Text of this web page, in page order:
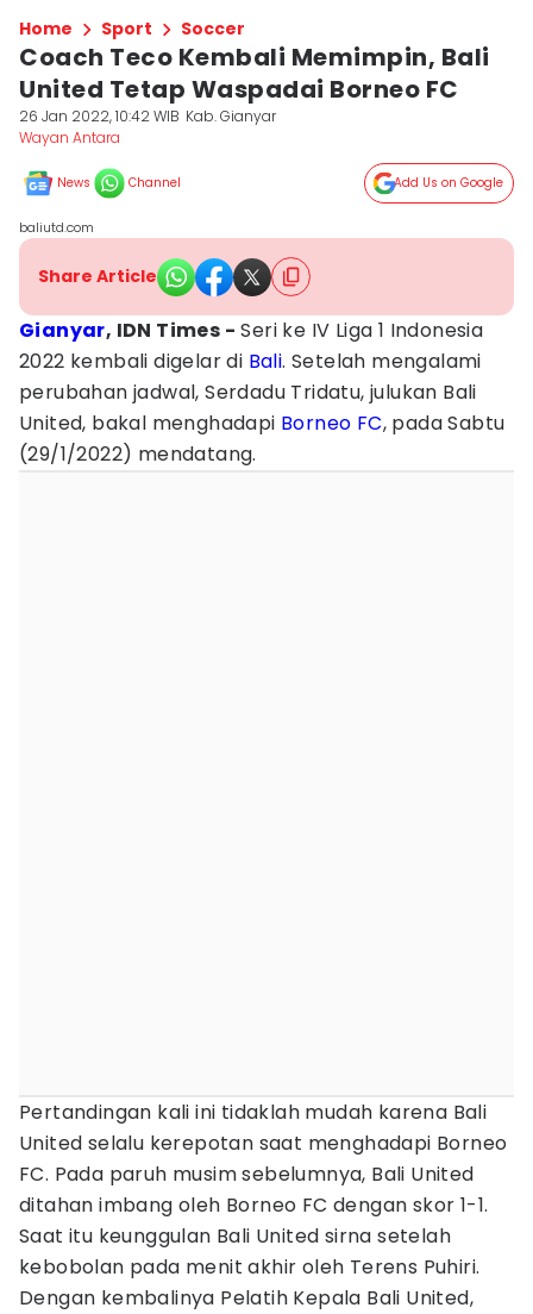
Home Sport Soccer
Coach Teco Kembali Memimpin, Bali
United Tetap Waspadai Borneo FC
26 Jan 2022, 10:42 WIB Kab. Gianyar
Wayan Antara
News Channel Add Us on Google
baliutd.com
Share Article
Gianyar, IDN Times - Seri ke IV Liga 1 Indonesia
2022 kembali digelar di Bali. Setelah mengalami
perubahan jadwal, Serdadu Tridatu, julukan Bali
United, bakal menghadapi Borneo FC, pada Sabtu
(29/1/2022) mendatang.
Pertandingan kali ini tidaklah mudah karena Bali
United selalu kerepotan saat menghadapi Borneo
FC. Pada paruh musim sebelumnya, Bali United
ditahan imbang oleh Borneo FC dengan skor 1-1.
Saat itu keunggulan Bali United sirna setelah
kebobolan pada menit akhir oleh Terens Puhiri.
Dengan kembalinya Pelatih Kepala Bali United,